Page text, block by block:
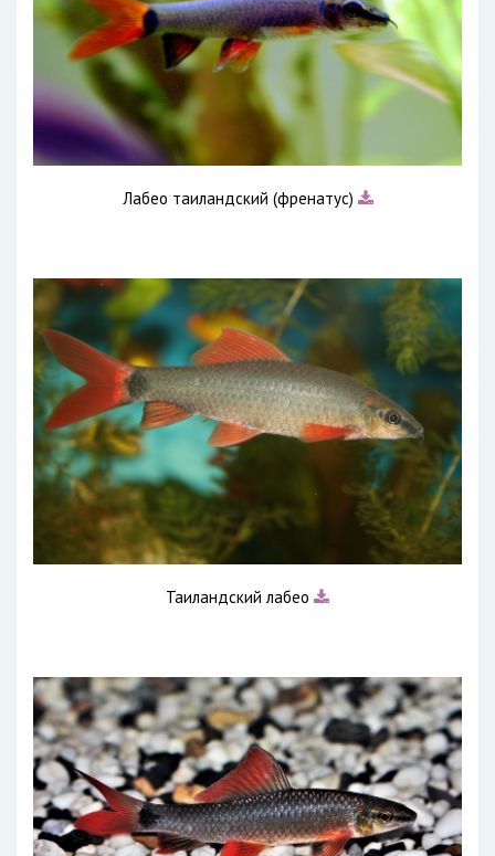
Лабео таиландский (френатус)
Таиландский лабео